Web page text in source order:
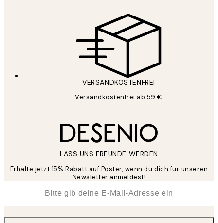
VERSANDKOSTENFREI
Versandkostenfrei ab 59 €
LASS UNS FREUNDE WERDEN
Erhalte jetzt 15% Rabatt auf Poster, wenn du dich für unseren
Newsletter anmeldest!